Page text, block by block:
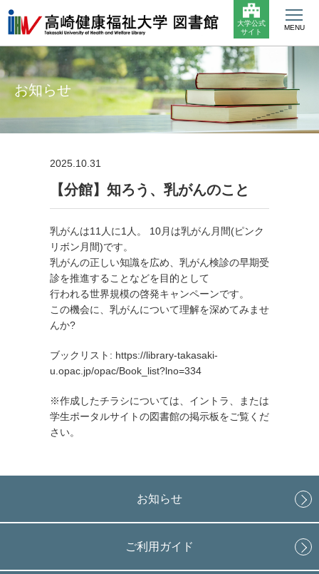
大学公式
サイト
MENU
お知らせ
2025.10.31
【分館】知ろう、乳がんのこと
乳がんは11人に1人。 10月は乳がん月間(ピンク
リボン月間)です。
乳がんの正しい知識を広め、乳がん検診の早期受
診を推進することなどを目的として
行われる世界規模の啓発キャンペーンです。
この機会に、乳がんについて理解を深めてみませ
んか?
ブックリスト: https://library-takasaki-
u.opac.jp/opac/Book_list?lno=334
※作成したチラシについては、イントラ、または
学生ポータルサイトの図書館の掲示板をご覧くだ
さい。
お知らせ
ご利用ガイド